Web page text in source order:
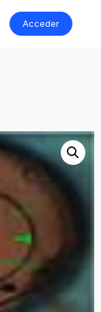
Acceder